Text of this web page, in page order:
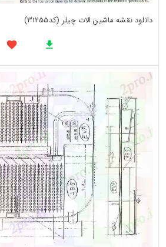
دانلود نقشه ماشین الات چیلر (کد31255)